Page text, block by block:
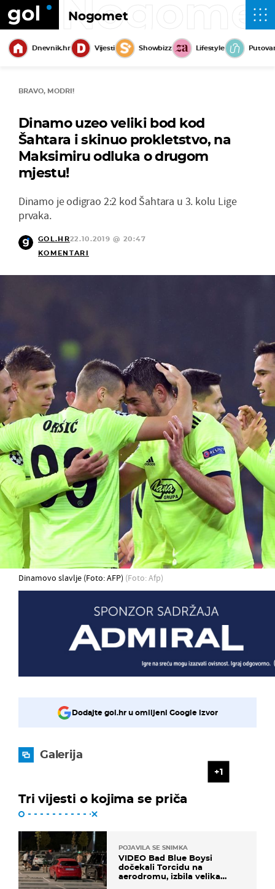
Nogomet
Dnevnik.hr Vijesti Showbizz Lifestyle
BRAVO, MODRI!
Dinamo uzeo veliki bod kod
Šahtara i skinuo prokletstvo, na
Maksimiru odluka o drugom
mjestu!
Dinamo je odigrao 2:2 kod Šahtara u 3. kolu Lige
prvaka.
GOL.HR22.10.2019 @ 20:47
KOMENTARI
Dinamovo slavlje (Foto: AFP) (Foto: Afp)
Dodajte gol.hr u omiljeni Google izvor
Galerija
1
Tri vijesti o kojima se priča
POJAVILA SE SNIMKA
VIDEO Bad Blue Boysi
dočekali Torcidu na
aerodromu, izbila velika